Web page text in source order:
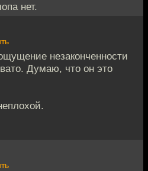
нет.
незаконченности
Думаю, что он это